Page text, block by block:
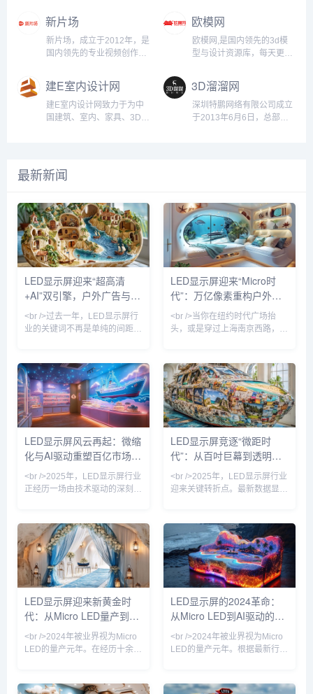
公司，成为创意领域不可或
缺的工具。ArtStation不仅
是一个展示作品的地方，还
涵盖游戏开发、影视制作、
动画设计、...
全球创作者共享设计灵感。
Free3D以其丰富的资源
库、易用的搜索功能和免费
之一。核心功能海量3D模型
资源提供超过10万种...
陶宛。平台为全球3D艺术
家、设计师、开发者、游戏
开发者、建筑师等创作者提
供一个发布、购买和销售高
3D模型，包括游戏、影视、
建筑可视化、虚拟现实
（VR）、增强现实
于美国，是目前最大且最具
影响力的三维素材平台之
一。TurboSquid 为全球的
3D艺术家、设计师、开发者
产等多种数字内容资源。无
论是用于游戏开发、影视制
作、建筑可视化、产品设
新片场
新片场，成立于2012年，是
国内领先的专业视频创作人
阿里巴巴集团、红杉资本、
中瑞、天星资本、完美世
界、孚惠资本、永桐资本等
机构投资，累计融资金额上
新媒体影视第一股（股票代
码：834630）。新片场同
北京市“专精特新”中小企
业、及北京市“创新型中小企
业”。新片场社区新片场社
区...
欧模网
欧模网,是国内领先的3d模
型与设计资源库，每天更新
模型、原创3d模型、vray材
质、cad施工图、光域网等
设计素材，由国内外顶尖的
设计公司/效果图工作室上传
“知识共享设计智库”为核心
的设计生态圈，业务涵盖3D
模型、SU模型...
建E室内设计网
建E室内设计网致力于为中
国建筑、室内、家具、3D设
作平台。 &nbsp; &nbsp;
&nbsp;未来，公司将进一步
值，服务室内设计师、材料
和产品供应商及业主。为设
计师提供终身学习和个人成
长解决方案服务；为材料商
和软装产品供应商提供互联
网营销和电子商务整体解决
方案服务；为个人和商业业
主构建室内设计与...
3D溜溜网
深圳特鹏网络有限公司成立
于2013年6月6日，总部位
设计师及3D模型效果图制作
人员，以“平台+技术+服务”
进行三维驱动，以“不断提高
室内外设计行业的工作效率”
为使命，致力于成为国内开
放、便捷、高效、受用户喜
欢的3D设计行业首选品牌。
3D溜溜网（www....
最新新闻
LED显示屏迎来“超高清
+AI”双引擎，户外广告与虚
拟拍摄重塑百亿市场
<br />过去一年，LED显示屏行
业的关键词不再是单纯的间距竞
正经历一场由“超高清显示技术”
与“AI内容生成”共同驱动的价值
重构。多家头部厂商发布的
Micro LED和COB（板上芯片）
新品，将点间距推入P0.3时代，
而更值得关注的是，显示终端不
再是冷冰冰的硬件——它开始具
备实时感知环境、动态调整亮度
际LED
LED显示屏迎来“Micro时
代”：万亿像素重构户外媒
体新生态
<br />当你在纽约时代广场抬
头，或是穿过上海南京西路，
肤”。2025年，随着Micro LED
量产成本下降60%，行业正式迈
入“像素密度自由”阶段。最新10
篇产业深度报告显示，P0.3以下
超微间距屏出货量同比增长
340%，而户外裸眼3D屏的像素
颗粒感已消失，取而代之的是视
网膜级细腻度——这让观众开始
<br /
LED显示屏风云再起：微缩
化与AI驱动重塑百亿市场格
局
<br />2025年，LED显示屏行业
正经历一场由技术驱动的深刻变
片尺寸已突破30微米大关，量
产良率提升至99.9%，这使得超
高清、大尺寸显示屏的成本较三
年前下降近六成。与此同时，
COB（板上芯片）封装技术凭
借其高防护性、高对比度和无缝
拼接优势，在P1.0以下间距市场
占据主导地位，市场份额首次超
明科技纷纷加
LED显示屏竞逐“微距时
代”：从百吋巨幕到透明影
院，谁主沉浮？
<br />2025年，LED显示屏行业
迎来关键转折点。最新数据显
23%，而Micro LED技术正式从
实验室走向量产线，三星、
LG、京东方等巨头相继推出像
素间距低于0.3mm的商用产品。
行业分析师指出，传统DIP直插
式LED已基本退出室内应用，
COB（板上芯片）与MIP（微缩
化封装）技术路线之争进入白热
DCI认证
LED显示屏迎来新黄金时
代：从Micro LED量产到AI
驱动，产业格局重塑在即
<br />2024年被业界视为Micro
LED的量产元年。在经历十余年
LED像素间距压缩至P0.3以下，
LED显示屏的2024革命：
从Micro LED到AI驱动的智
能像素，千亿市场迎来爆发
前夜
<br />2024年被业界视为Micro
LED的量产元年。根据最新行业
移技术上取得关键突破，将